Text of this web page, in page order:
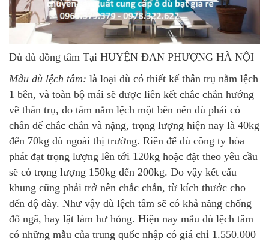
Dù dù đồng tâm Tại HUYỆN ĐAN PHƯỢNG HÀ NỘI
Mẫu dù lệch tâm: là loại dù có thiết kế thân trụ nằm lệch
1 bên, và toàn bộ mái sẽ được liên kết chắc chắn hướng
về thân trụ, do tâm nằm lệch một bên nên dù phải có
chân đế chắc chắn và nặng, trọng lượng hiện nay là 40kg
đến 70kg dù ngoài thị trường. Riên đế dù công ty hòa
phát đạt trọng lượng lên tới 120kg hoặc đặt theo yêu cầu
sẽ có trọng lượng 150kg đến 200kg. Do vậy kết cấu
khung cũng phải trở nên chắc chắn, từ kích thước cho
đến độ dày. Như vậy dù lệch tâm sẽ có khả năng chống
đổ ngã, hay lật làm hư hỏng. Hiện nay mẫu dù lệch tâm
có những mẫu của trung quốc nhập có giá chỉ 1.550.000